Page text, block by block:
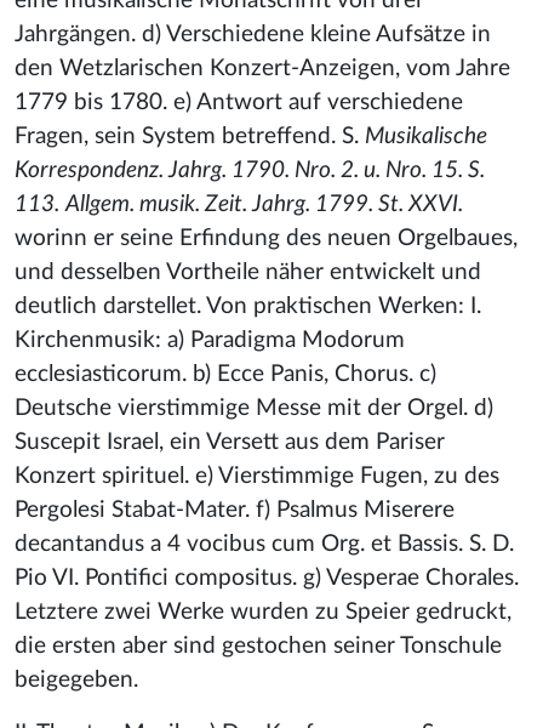
Jahrgängen. d) Verschiedene kleine Aufsätze in
den Wetzlarischen Konzert-Anzeigen, vom Jahre
1779 bis 1780. e) Antwort auf verschiedene
Fragen, sein System betreffend. S. Musikalische
Korrespondenz. Jahrg. 1790. Nro. 2. u. Nro. 15. S.
113. Allgem. musik. Zeit. Jahrg. 1799. St. XXVI.
worinn er seine Erfindung des neuen Orgelbaues,
und desselben Vortheile näher entwickelt und
deutlich darstellet. Von praktischen Werken: I.
Kirchenmusik: a) Paradigma Modorum
ecclesiasticorum. b) Ecce Panis, Chorus. c)
Deutsche vierstimmige Messe mit der Orgel. d)
Suscepit Israel, ein Versett aus dem Pariser
Konzert spirituel. e) Vierstimmige Fugen, zu des
Pergolesi Stabat-Mater. f) Psalmus Miserere
decantandus a 4 vocibus cum Org. et Bassis. S. D.
Pio VI. Pontifici compositus. g) Vesperae Chorales.
Letztere zwei Werke wurden zu Speier gedruckt,
die ersten aber sind gestochen seiner Tonschule
beigegeben.